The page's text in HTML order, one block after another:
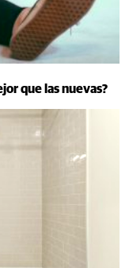
que las nuevas?